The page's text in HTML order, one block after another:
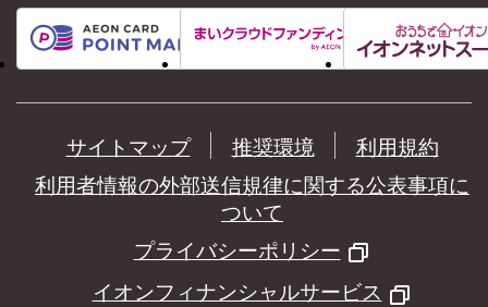
サイトマップ 推奨環境
利用規約
利用者情報の外部送信規律に関する公表事項に
ついて
プライバシーポリシー
イオンフィナンシャルサービス